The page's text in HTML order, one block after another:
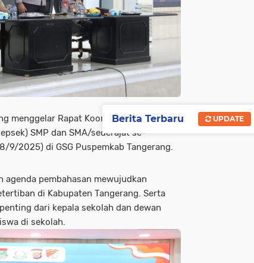
menggelar Rapat Koordinasi (Rakor)
SMP dan SMA/sederajat se-
9/2025) di GSG Puspemkab Tangerang.
agenda pembahasan mewujudkan
di Kabupaten Tangerang. Serta
dari kepala sekolah dan dewan
di sekolah.
Berita Terbaru UPDATE